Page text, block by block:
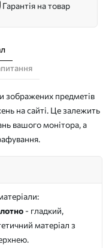
Гарантія на товар
зображених предметів
на сайті. Це залежить
вашого монітора, а
- гладкий,
матеріал з